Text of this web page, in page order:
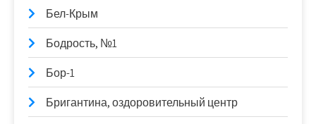
Бел-Крым
Бодрость, №1
Бор-1
Бригантина, оздоровительный центр